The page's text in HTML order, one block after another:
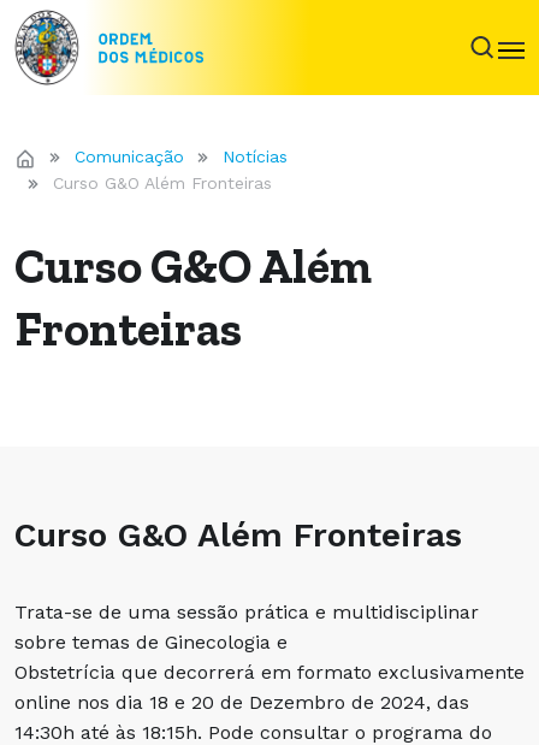
Comunicação
Notícias
Curso G&O Além Fronteiras
Curso G&O Além
Fronteiras
Curso G&O Além Fronteiras
Trata-se de uma sessão prática e multidisciplinar
sobre temas de Ginecologia e
Obstetrícia que decorrerá em formato exclusivamente
online nos dia 18 e 20 de Dezembro de 2024, das
14:30h até às 18:15h. Pode consultar o programa do